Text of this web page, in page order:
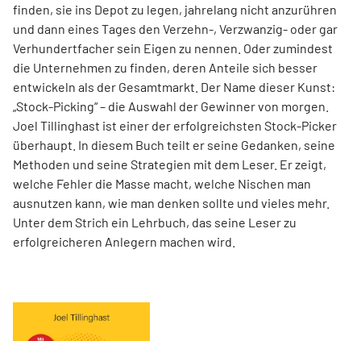
finden, sie ins Depot zu legen, jahrelang nicht anzurühren
und dann eines Tages den Verzehn-, Verzwanzig- oder gar
Verhundertfacher sein Eigen zu nennen. Oder zumindest
die Unternehmen zu finden, deren Anteile sich besser
entwickeln als der Gesamtmarkt. Der Name dieser Kunst:
„Stock-Picking“ – die Auswahl der Gewinner von morgen.
Joel Tillinghast ist einer der erfolgreichsten Stock-Picker
überhaupt. In diesem Buch teilt er seine Gedanken, seine
Methoden und seine Strategien mit dem Leser. Er zeigt,
welche Fehler die Masse macht, welche Nischen man
ausnutzen kann, wie man denken sollte und vieles mehr.
Unter dem Strich ein Lehrbuch, das seine Leser zu
erfolgreicheren Anlegern machen wird.